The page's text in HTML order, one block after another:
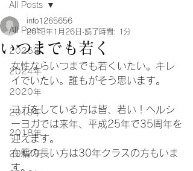
All Posts
2026年
2024年
2020年
2019年
2018年
2017年
All Posts
いつまでも若く
info1265656
2013年1月26日 読了時間: 1分
女性ならいつまでも若くいたい。キレ
イでいたい。誰もがそう思います。
ヨガをしている方は皆、若い！ヘルシ
ーヨガでは来年、平成25年で35周年を
迎えます。
在籍の長い方は30年クラスの方もいま
す。